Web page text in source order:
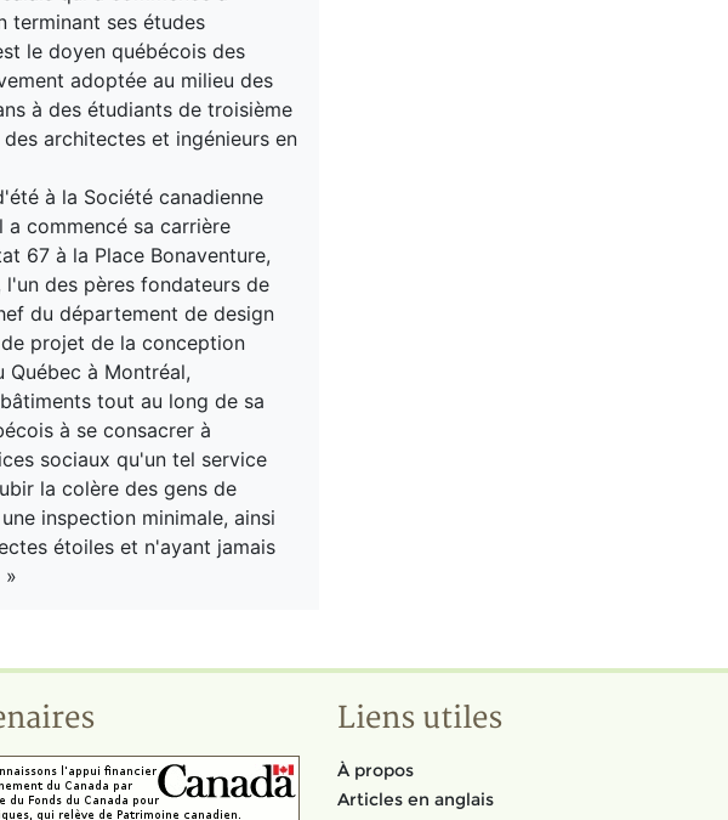
terminant ses études
le doyen québécois des
adoptée au milieu des
à des étudiants de troisième
architectes et ingénieurs en
à la Société canadienne
commencé sa carrière
67 à la Place Bonaventure,
l'un des pères fondateurs de
du département de design
projet de la conception
à Montréal,
tout au long de sa
à se consacrer à
sociaux qu'un tel service
la colère des gens de
inspection minimale, ainsi
étoiles et n'ayant jamais
»
Liens utiles
À propos
Articles en anglais